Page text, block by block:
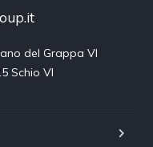
del Grappa VI
Schio VI